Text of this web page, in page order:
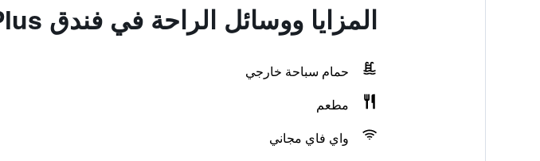
المزايا ووسائل الراحة في فندق P Plus
حمام سباحة خارجي
مطعم
واي فاي مجاني